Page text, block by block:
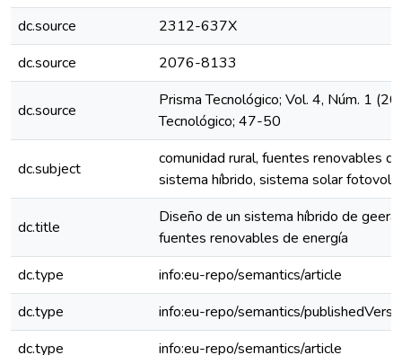
dc.source
2312-637X
dc.source
2076-8133
dc.source
Prisma Tecnológico; Vol. 4, Núm. 1
Tecnológico; 47-50
dc.subject
comunidad rural, fuentes renovables
sistema híbrido, sistema solar
dc.title
Diseño de un sistema híbrido de
fuentes renovables de energía
dc.type
info:eu-repo/semantics/article
dc.type
info:eu-repo/semantics/
dc.type
info:eu-repo/semantics/article